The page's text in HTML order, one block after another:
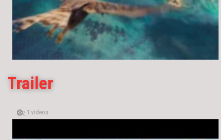
Trailer
1 videos